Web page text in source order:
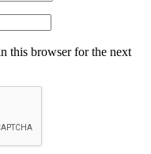
this browser for the next